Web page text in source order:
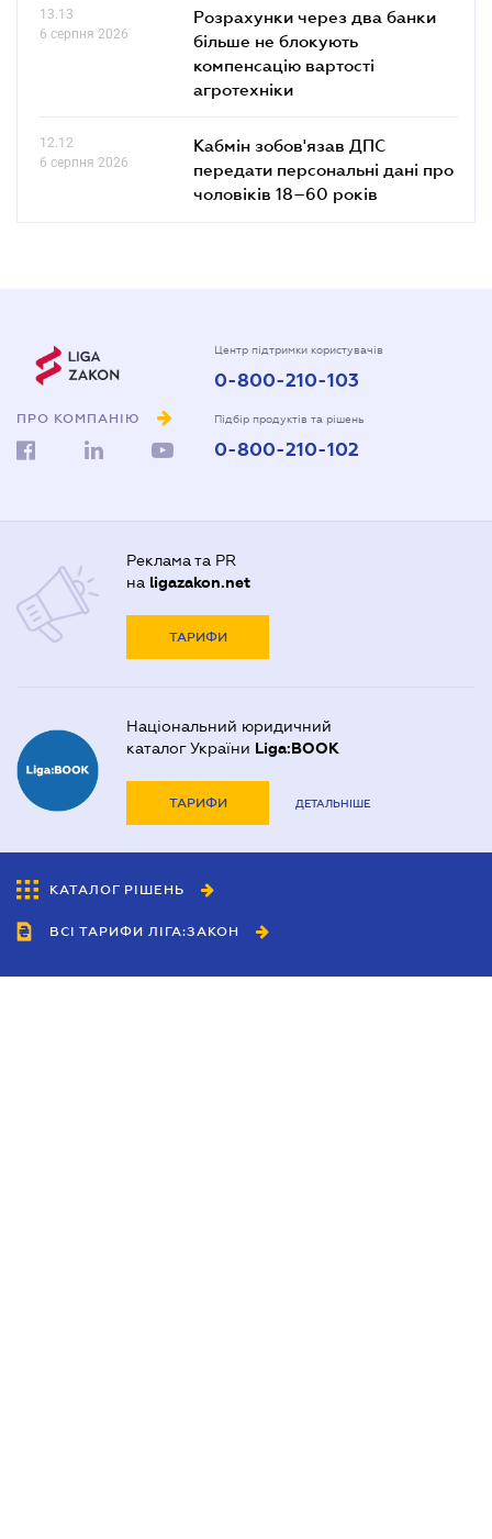
13.13
6 серпня 2026
Розрахунки через два банки
більше не блокують
компенсацію вартості
агротехніки
12.12
6 серпня 2026
Кабмін зобов'язав ДПС
передати персональні дані про
чоловіків 18–60 років
ПРО КОМПАНІЮ
Центр підтримки користувачів
0-800-210-103
Підбір продуктів та рішень
0-800-210-102
Реклама та PR
на ligazakon.net
ТАРИФИ
Національний юридичний
каталог України Liga:BOOK
ТАРИФИ ДЕТАЛЬНІШЕ
КАТАЛОГ РІШЕНЬ
ВСІ ТАРИФИ ЛІГА:ЗАКОН